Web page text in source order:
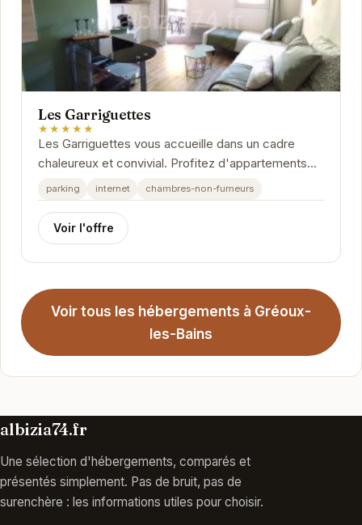
Les Garriguettes
★★★★★
Les Garriguettes vous accueille dans un cadre
chaleureux et convivial. Profitez d'appartements
confortables et bien équipés, parfaits pour un...
parking internet chambres-non-fumeurs
Voir l'offre
Voir tous les hébergements à Gréoux-
les-Bains
albizia74.fr
Une sélection d'hébergements, comparés et
présentés simplement. Pas de bruit, pas de
surenchère : les informations utiles pour choisir.